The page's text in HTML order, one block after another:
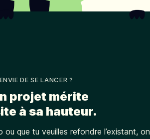
ENVIE DE SE LANCER ?
projet mérite
à sa hauteur.
que tu veuilles refondre l’existant, on